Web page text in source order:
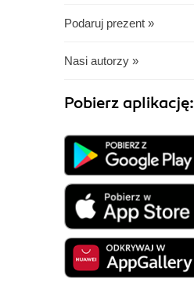
Podaruj prezent »
Nasi autorzy »
Pobierz aplikację: